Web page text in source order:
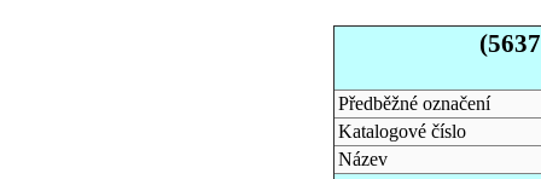
Předběžné označení
Katalogové číslo
Název